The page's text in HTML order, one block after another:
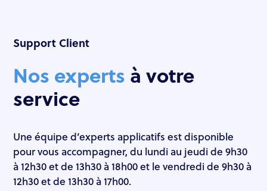
Support Client
Nos experts à votre
service​
Une équipe d’experts applicatifs est disponible
pour vous accompagner, du lundi au jeudi de 9h30
à 12h30 et de 13h30 à 18h00 et le vendredi de 9h30 à
12h30 et de 13h30 à 17h00.